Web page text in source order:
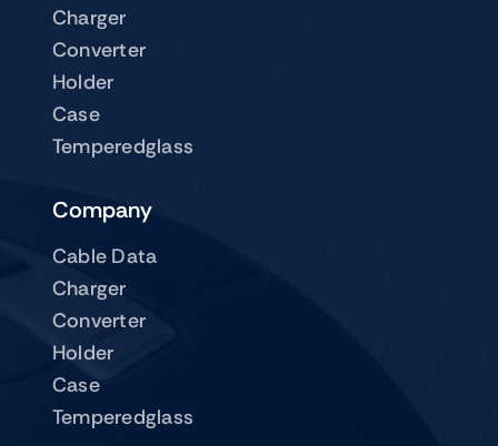
Charger
Converter
Holder
Case
Temperedglass
Company
Cable Data
Charger
Converter
Holder
Case
Temperedglass